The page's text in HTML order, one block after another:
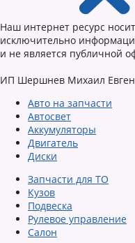
Наш интернет ресурс носит
исключительно
и не является публичной
ИП Шершнев Михаил
Авто на запчасти
Автосвет
Аккумуляторы
Двигатель
Диски
Запчасти для ТО
Кузов
Подвеска
Рулевое управление
Салон